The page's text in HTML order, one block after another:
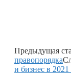
Предыдущая
правопорядка
и бизнес в 2021